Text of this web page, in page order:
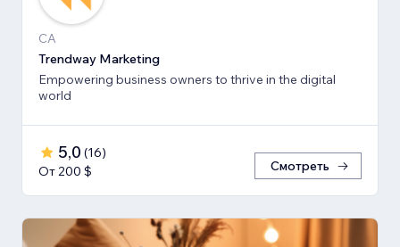
CA
Trendway Marketing
Empowering business owners to thrive in the digital
world
5,0 (16)
От 200 $
Смотреть